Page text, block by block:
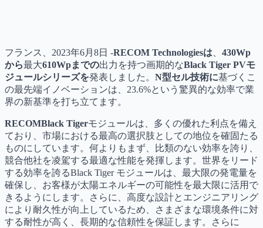
フランス、2023年6月8日 -RECOM Technologiesは
430Wp
から最大610Wpまでの出力を持つ画期的なBlack Tiger PVモ
ジュールシリーズを発表しました。 N型セル技術に基づくこ
の最先端イノベーションは、23.6%という驚異的な効率で業
界の新基準を打ち立てます。
RECOMBlack Tigerモジュールは、多くの優れた利点を備え
ており、市場における最高の選択肢としての地位を確固たる
ものにしています。何よりもまず、比類のない効率を誇り、
競合他社を凌駕する最適な性能を発揮します。世界をリード
する効率を誇るBlack Tiger モジュールは、最大限の発電量を
確保し、お客様が太陽エネルギーの可能性を最大限に活用で
きるようにします。さらに、高度な設計とエンジニアリング
により耐久性が向上しているため、さまざまな環境条件に対
する耐性が高く、長期的な信頼性を保証します。さらに